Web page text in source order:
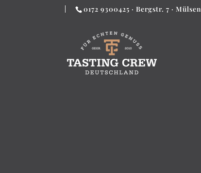
0172 9300425 · Bergstr. 7 · Mülsen